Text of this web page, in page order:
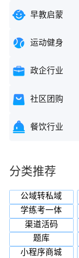
早教启蒙
运动健身
政企行业
社区团购
餐饮行业
分类推荐
公域转私域
学练考一体
渠道活码
题库
小程序商城